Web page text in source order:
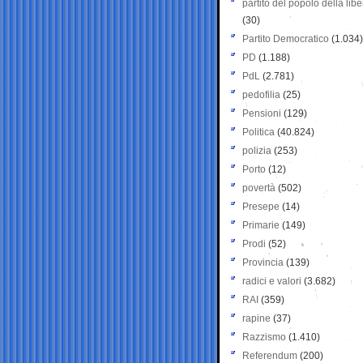
partito del popolo della
(30)
Partito Democratico (1.034)
PD (1.188)
PdL (2.781)
pedofilia (25)
Pensioni (129)
Politica (40.824)
polizia (253)
Porto (12)
povertà (502)
Presepe (14)
Primarie (149)
Prodi (52)
Provincia (139)
radici e valori (3.682)
RAI (359)
rapine (37)
Razzismo (1.410)
Referendum (200)